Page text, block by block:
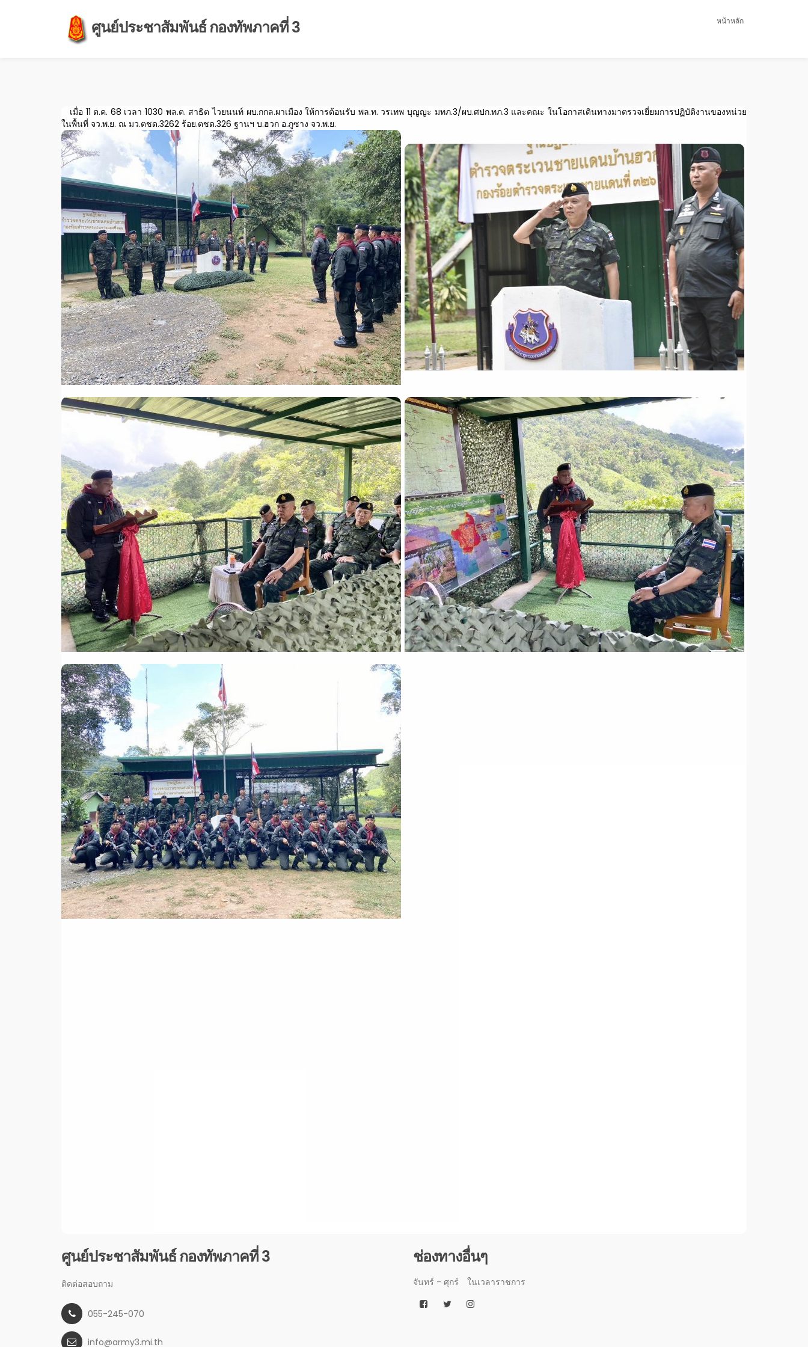
ศูนย์ประชาสัมพันธ์ กองทัพภาคที่ 3 หน้าหลัก
เมื่อ 11 ต.ค. 68 เวลา 1030 พล.ต. สาธิต ไวยนนท์ ผบ.กกล.ผาเมือง ให้การต้อนรับ พล.ท. วรเทพ บุญญะ มทภ.3/ผบ.ศปก.ทภ.3 และคณะ ในโอกาสเดินทางมาตรวจเยี่ยมการปฏิบัติงานของหน่วย
ในพื้นที่ จว.พ.ย. ณ มว.ตชด.3262 ร้อย.ตชด.326 ฐานฯ บ.ฮวก อ.ภูซาง จว.พ.ย.
ศูนย์ประชาสัมพันธ์ กองทัพภาคที่ 3
ติดต่อสอบถาม
055-245-070
info@army3.mi.th
ช่องทางอื่นๆ
จันทร์ - ศุกร์ ในเวลาราชการ